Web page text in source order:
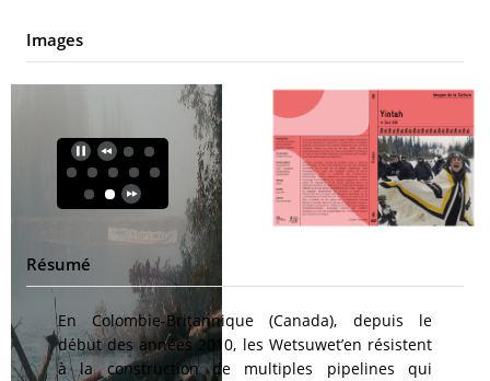
Images
Résumé
En Colombie-Britannique (Canada), depuis le
début des années 2010, les Wetsuwet’en résistent
à la construction de multiples pipelines qui